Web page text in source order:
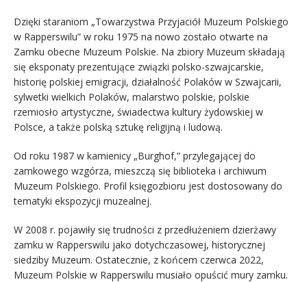
Dzięki staraniom „Towarzystwa Przyjaciół Muzeum Polskiego
w Rapperswilu” w roku 1975 na nowo zostało otwarte na
Zamku obecne Muzeum Polskie. Na zbiory Muzeum składają
się eksponaty prezentujące związki polsko-szwajcarskie,
historię polskiej emigracji, działalność Polaków w Szwajcarii,
sylwetki wielkich Polaków, malarstwo polskie, polskie
rzemiosło artystyczne, świadectwa kultury żydowskiej w
Polsce, a także polską sztukę religijną i ludową.
Od roku 1987 w kamienicy „Burghof,” przylegającej do
zamkowego wzgórza, mieszczą się biblioteka i archiwum
Muzeum Polskiego. Profil księgozbioru jest dostosowany do
tematyki ekspozycji muzealnej.
W 2008 r. pojawiły się trudności z przedłużeniem dzierżawy
zamku w Rapperswilu jako dotychczasowej, historycznej
siedziby Muzeum. Ostatecznie, z końcem czerwca 2022,
Muzeum Polskie w Rapperswilu musiało opuścić mury zamku.